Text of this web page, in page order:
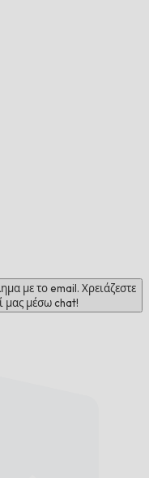
με το email. Χρειάζεστε
μας μέσω chat!